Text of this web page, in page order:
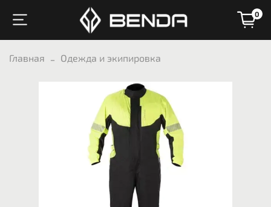
0
Главная Одежда и экипировка